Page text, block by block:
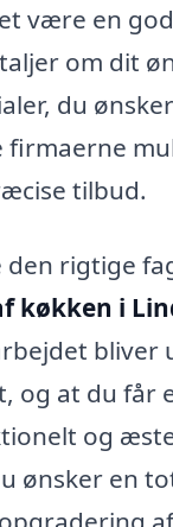
være en
om dit
du
firmaerne
tilbud.
den rigtige
køkken i
bliver
og at du får
og
ønsker en